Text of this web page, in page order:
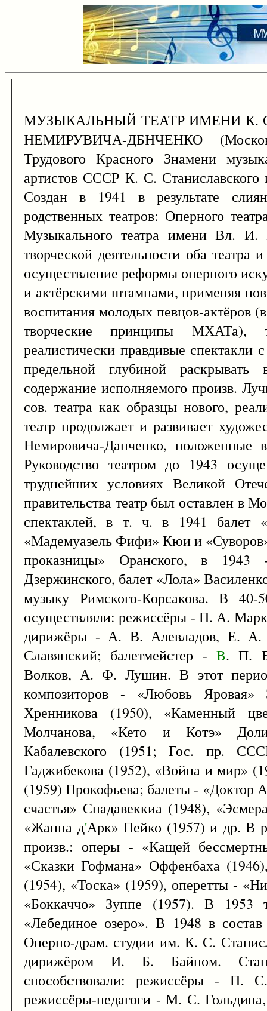
МУЗЫКАЛЬНЫЙ ТЕАТР ИМЕНИ К.
НЕМИРУВИЧА-ДБНЧЕНКО
Трудового Красного Знамени
артистов СССР К. С.
Создан в 1941 в результате
родственных театров: Оперного
Музыкального театра имени Вл. И.
творческой деятельности оба театра
осуществление реформы оперного
и актёрскими штампами, применяя
воспитания молодых певцов-актёров
творческие принципы МХАТа),
реалистически правдивые спектакли
предельной глубиной
содержание исполняемого произв.
сов. театра как образцы нового,
театр продолжает и развивает
Немировича-Данченко, положенные
Руководство театром до 1943
труднейших условиях Великой
правительства театр был оставлен в
спектаклей, в т. ч. в 1941 балет
«Мадемуазель Фифи» Кюи и
проказницы» Оранского, в 1943
Дзержинского, балет «Лола»
музыку Римского-Корсакова. В 40-
осуществляли: режиссёры - П. А.
дирижёры - А. В. Алевладов, Е.
Славянский; балетмейстер - B. П.
Волков, А. Ф. Лушин. В этот
композиторов - «Любовь
Хренникова (1950), «Каменный
Молчанова, «Кето и Котэ»
Кабалевского (1951; Гос. пр.
Гаджибекова (1952), «Война и мир»
(1959) Прокофьева; балеты - «Доктор
счастья» Спадавеккиа (1948),
«Жанна д'Арк» Пейко (1957) и др. В
произв.: оперы - «Кащей
«Сказки Гофмана» Оффенбаха
(1954), «Тоска» (1959), оперетты -
«Боккаччо» Зуппе (1957). В 1953
«Лебединое озеро». В 1948 в
Оперно-драм. студии им. К. С.
дирижёром И. Б. Байном.
способствовали: режиссёры - П.
режиссёры-педагоги - М. С.